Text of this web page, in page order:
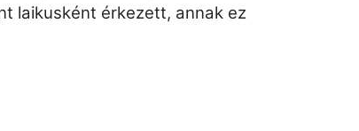
laikusként érkezett, annak ez